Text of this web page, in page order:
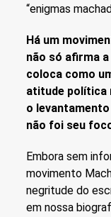
“enigmas
Há um
não só afirma
coloca como
atitude política
o
não foi seu
Embora sem
movimento
negritude do
em nossa